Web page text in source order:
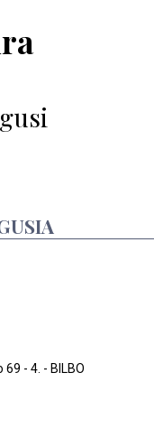
- 4. - BILBO